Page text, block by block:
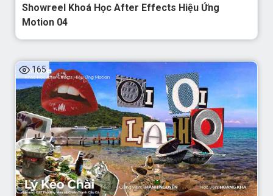
Showreel Khoá Học After Effects Hiệu Ứng
Motion 04
165